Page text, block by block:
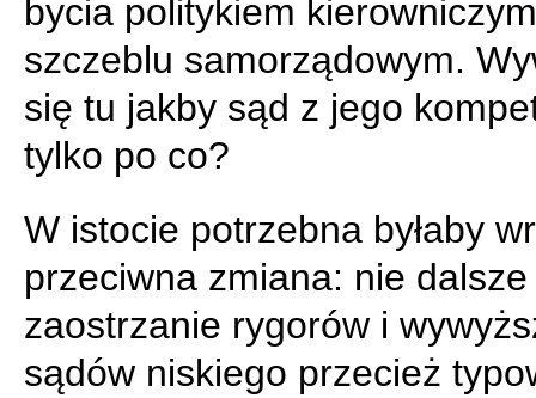
bycia politykiem
szczeblu samorządowym.
się tu jakby sąd z jego
tylko po co?
W istocie potrzebna byłaby
przeciwna zmiana: nie dalsze
zaostrzanie rygorów i
sądów niskiego przecież